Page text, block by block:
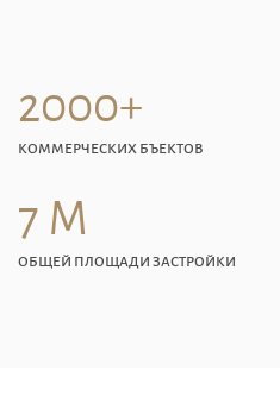
2000+
КОММЕРЧЕСКИХ БЪЕКТОВ
7 М
ОБЩЕЙ ПЛОЩАДИ ЗАСТРОЙКИ